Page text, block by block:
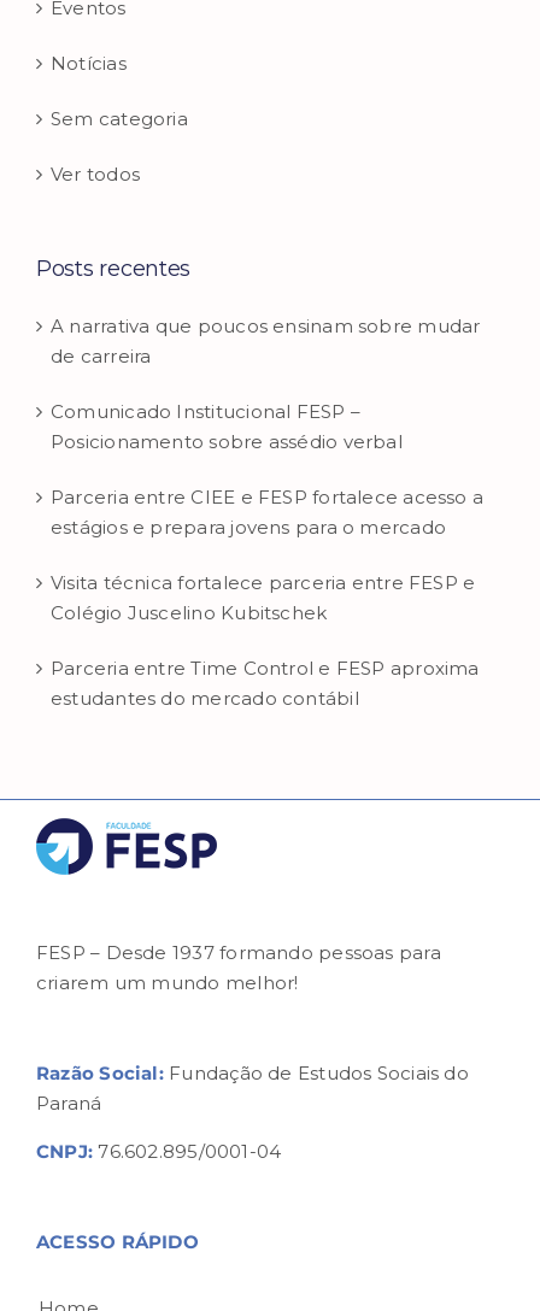
Eventos
Notícias
Sem categoria
Ver todos
Posts recentes
A narrativa que poucos ensinam sobre mudar
de carreira
Comunicado Institucional FESP –
Posicionamento sobre assédio verbal
Parceria entre CIEE e FESP fortalece acesso a
estágios e prepara jovens para o mercado
Visita técnica fortalece parceria entre FESP e
Colégio Juscelino Kubitschek
Parceria entre Time Control e FESP aproxima
estudantes do mercado contábil
FESP – Desde 1937 formando pessoas para
criarem um mundo melhor!
Razão Social:Fundação de Estudos Sociais do
Paraná
CNPJ: 76.602.895/0001-04
ACESSO RÁPIDO